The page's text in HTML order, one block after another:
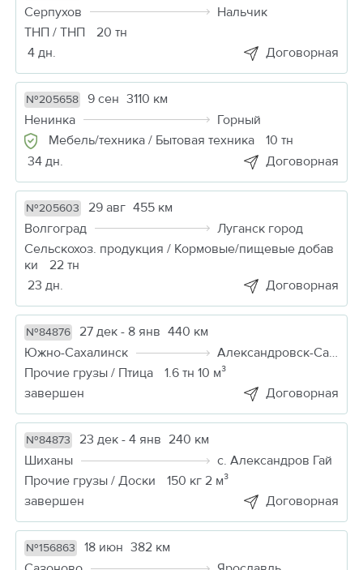
Серпухов
Нальчик
ТНП / ТНП
20 тн
4 дн.
Договорная
№205658 9 сен 3110 км
Ненинка
Горный
Мебель/техника / Бытовая техника
10 тн
34 дн.
Договорная
№205603 29 авг 455 км
Волгоград
Луганск город
Сельскохоз. продукция / Кормовые/пищевые добав
ки
22 тн
23 дн.
Договорная
№84876 27 дек - 8 янв 440 км
Южно-Сахалинск
Александровск-Сахалинский
Прочие грузы / Птица
1.6 тн 10 м³
завершен
Договорная
№84873 23 дек - 4 янв 240 км
Шиханы
с. Александров Гай
Прочие грузы / Доски
150 кг 2 м³
завершен
Договорная
№156863 18 июн 382 км